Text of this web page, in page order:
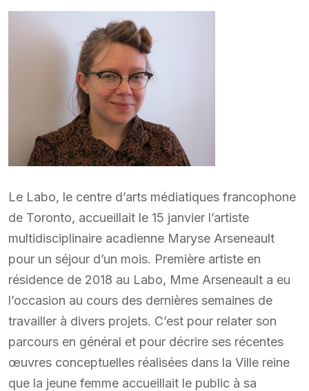
Le Labo, le centre d’arts médiatiques francophone
de Toronto, accueillait le 15 janvier l’artiste
multidisciplinaire acadienne Maryse Arseneault
pour un séjour d’un mois. Première artiste en
résidence de 2018 au Labo, Mme Arseneault a eu
l’occasion au cours des dernières semaines de
travailler à divers projets. C’est pour relater son
parcours en général et pour décrire ses récentes
œuvres conceptuelles réalisées dans la Ville reine
que la jeune femme accueillait le public à sa